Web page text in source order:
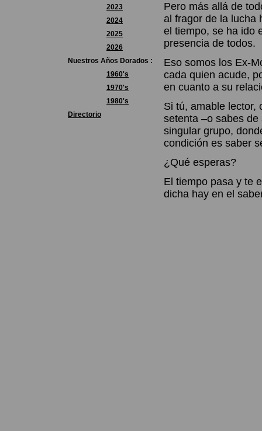
2023
2024
2025
2026
Nuestros Años Dorados :
1960's
1970's
1980's
Directorio
Pero más allá de
al fragor de la lucha
el tiempo, se ha ido
presencia de todos.
Eso somos los Ex-
cada quien acude,
en cuanto a su
Si tú, amable lector,
setenta –o sabes
singular grupo,
condición es saber
¿Qué esperas?
El tiempo pasa y te
dicha hay en el